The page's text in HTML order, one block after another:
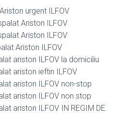
urgent ILFOV
Ariston ILFOV
Ariston ILFOV
Ariston ILFOV
ariston ILFOV la domiciliu
ariston ieftin ILFOV
ariston ILFOV non-stop
ariston ILFOV non stop
ariston ILFOV IN REGIM DE